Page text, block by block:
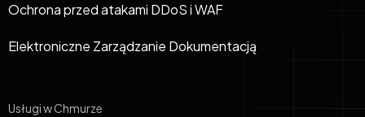
Ochrona przed atakami DDoS i WAF
Elektroniczne Zarządzanie Dokumentacją
Usługi w Chmurze